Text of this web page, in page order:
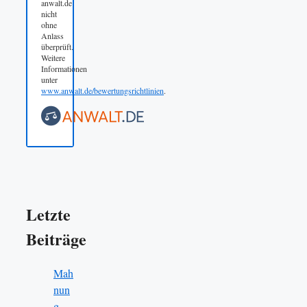
anwalt.de
nicht
ohne
Anlass
überprüft.
Weitere
Informationen
unter
www.anwalt.de/bewertungsrichtlinien.
Letzte
Beiträge
Mah
nun